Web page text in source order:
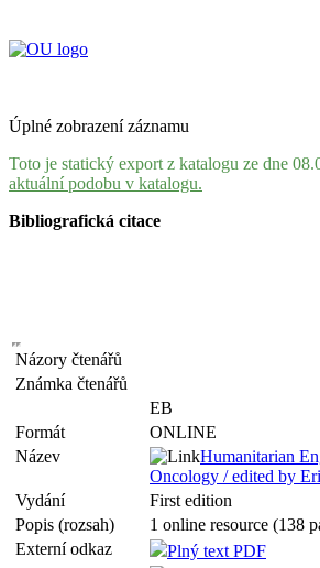
Úplné zobrazení záznamu
Toto je statický export z katalogu ze dne
aktuální podobu v katalogu.
Bibliografická citace
Názory čtenářů
Známka čtenářů
EB
Formát
ONLINE
Název
Humanitarian
Oncology / edited by
Vydání
First edition
Popis (rozsah)
1 online resource (138
Externí odkaz
Plný text PDF